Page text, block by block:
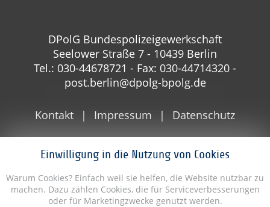
Einwilligung in die Nutzung von Cookies
Warum Cookies? Einfach weil sie helfen, die Website nutzbar zu
machen. Dazu zählen Cookies, die für Serviceverbesserungen
oder für Marketingzwecke genutzt werden.
DPolG Bundespolizeigewerkschaft
Seelower Straße 7 - 10439 Berlin
Tel.: 030-44678721 - Fax: 030-44714320 -
post.berlin@dpolg-bpolg.de
Kontakt Impressum Datenschutz